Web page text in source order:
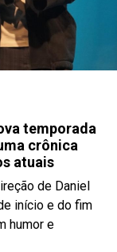
temporada
crônica
atuais
de Daniel
início e do fim
humor e